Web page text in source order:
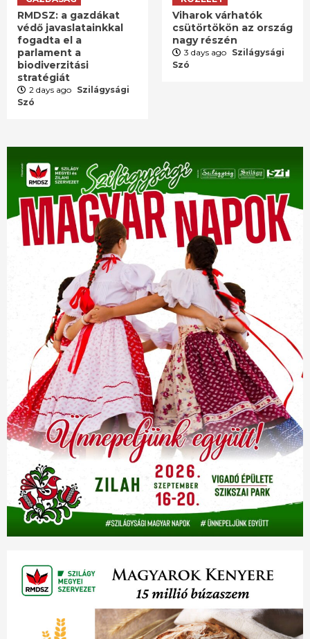
RMDSZ: a gazdákat
védő javaslatainkkal
fogadta el a
parlament a
biodiverzitási
stratégiát
2 days ago Szilágysági
Szó
Viharok várhatók
csütörtökön az ország
nagy részén
3 days ago Szilágysági
Szó